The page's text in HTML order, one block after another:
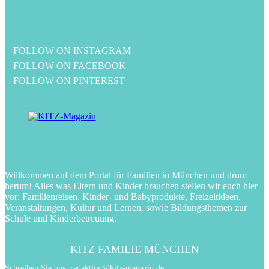
FOLLOW ON INSTAGRAM
FOLLOW ON FACEBOOK
FOLLOW ON PINTEREST
Willkommen auf dem Portal für Familien in München und drum
herum! Alles was Eltern und Kinder brauchen stellen wir euch hier
vor: Familienreisen, Kinder- und Babyprodukte, Freizeitideen,
Veranstaltungen, Kultur und Lernen, sowie Bildungsthemen zur
Schule und Kinderbetreuung.
KITZ FAMILIE MÜNCHEN